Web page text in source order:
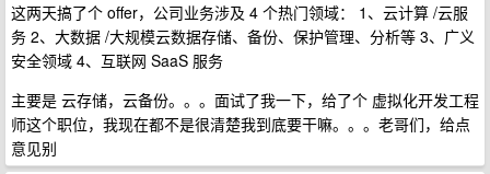
这两天搞了个 offer，公司业务涉及 4 个热门领域： 1、云计算 /云服
务 2、大数据 /大规模云数据存储、备份、保护管理、分析等 3、广义
安全领域 4、互联网 SaaS 服务
主要是 云存储，云备份。。。面试了我一下，给了个 虚拟化开发工程
师这个职位，我现在都不是很清楚我到底要干嘛。。。老哥们，给点
意见别